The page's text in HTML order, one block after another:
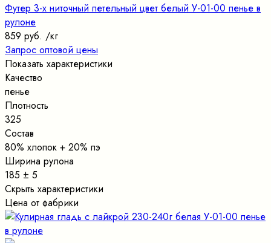
Футер 3-х ниточный петельный цвет белый У-01-00 пенье в
рулоне
859 руб. /кг
Запрос оптовой цены
Показать характеристики
Качество
пенье
Плотность
325
Состав
80% хлопок + 20% пэ
Ширина рулона
185 ± 5
Скрыть характеристики
Цена от фабрики